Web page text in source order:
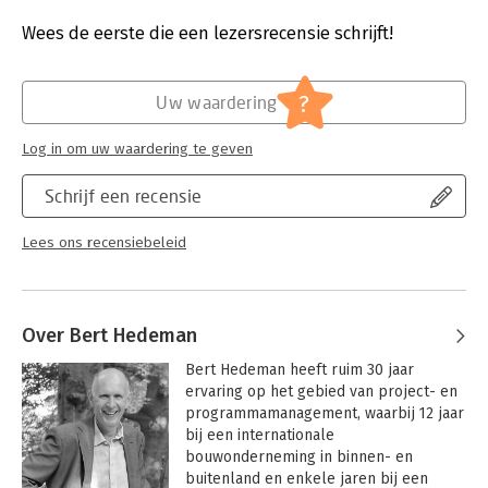
Verschijningsdatum:
17-10-2023
Projectmanagement
Wees de eerste die een lezersrecensie schrijft!
Schrijf een recensie
Lees ons recensiebeleid
Uw waardering ?
Log in om uw waardering te geven
Over Bert Hedeman
Bert Hedeman heeft ruim 30 jaar
ervaring op het gebied van project- en
programmamanagement, waarbij 12 jaar
bij een internationale
bouwonderneming in binnen- en
buitenland en enkele jaren bij een